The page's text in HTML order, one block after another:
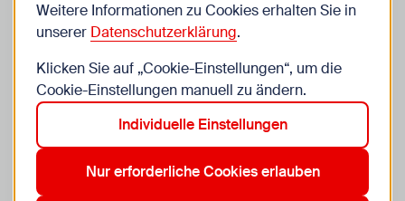
Bildmaterial und Informationen zu unseren
Angeboten bereit. Unser Kommunikationsteam ist
gerne für dich da – ob für Interviews, Social-Media-
Kooperationen oder allen weiteren Infoanfragen
rund um WIENXTRA.
Weitere Informationen zu Cookies erhalten Sie in
unserer Datenschutzerklärung.
Klicken Sie auf „Cookie-Einstellungen“, um die
Cookie-Einstellungen manuell zu ändern.
Individuelle Einstellungen
Nur erforderliche Cookies erlauben